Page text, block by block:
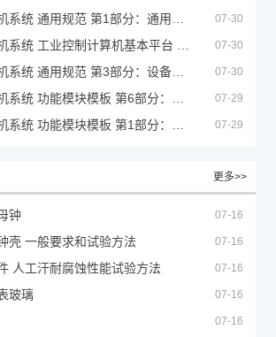
07-30
07-30
07-30
07-29
07-29
更多>>
钟 07-16
壳 一般要求和试验方法 07-16
人工汗耐腐蚀性能试验方法 07-16
玻璃 07-16
07-16